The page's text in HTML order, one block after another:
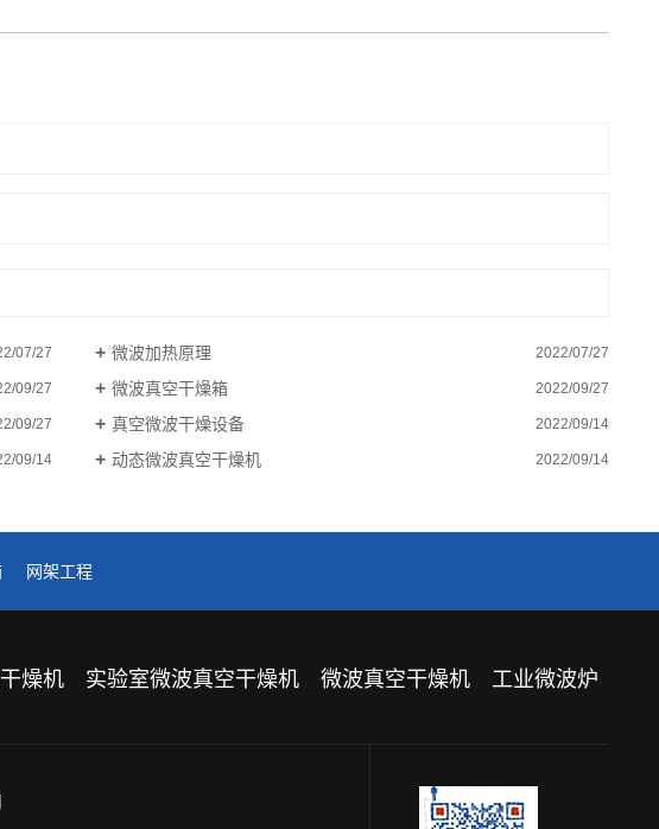
07/27 2022/07/27
微波加热原理
09/27 2022/09/27
微波真空干燥箱
09/27 2022/09/14
真空微波干燥设备
09/14 2022/09/14
动态微波真空干燥机
网架工程
燥机 实验室微波真空干燥机 微波真空干燥机 工业微波炉